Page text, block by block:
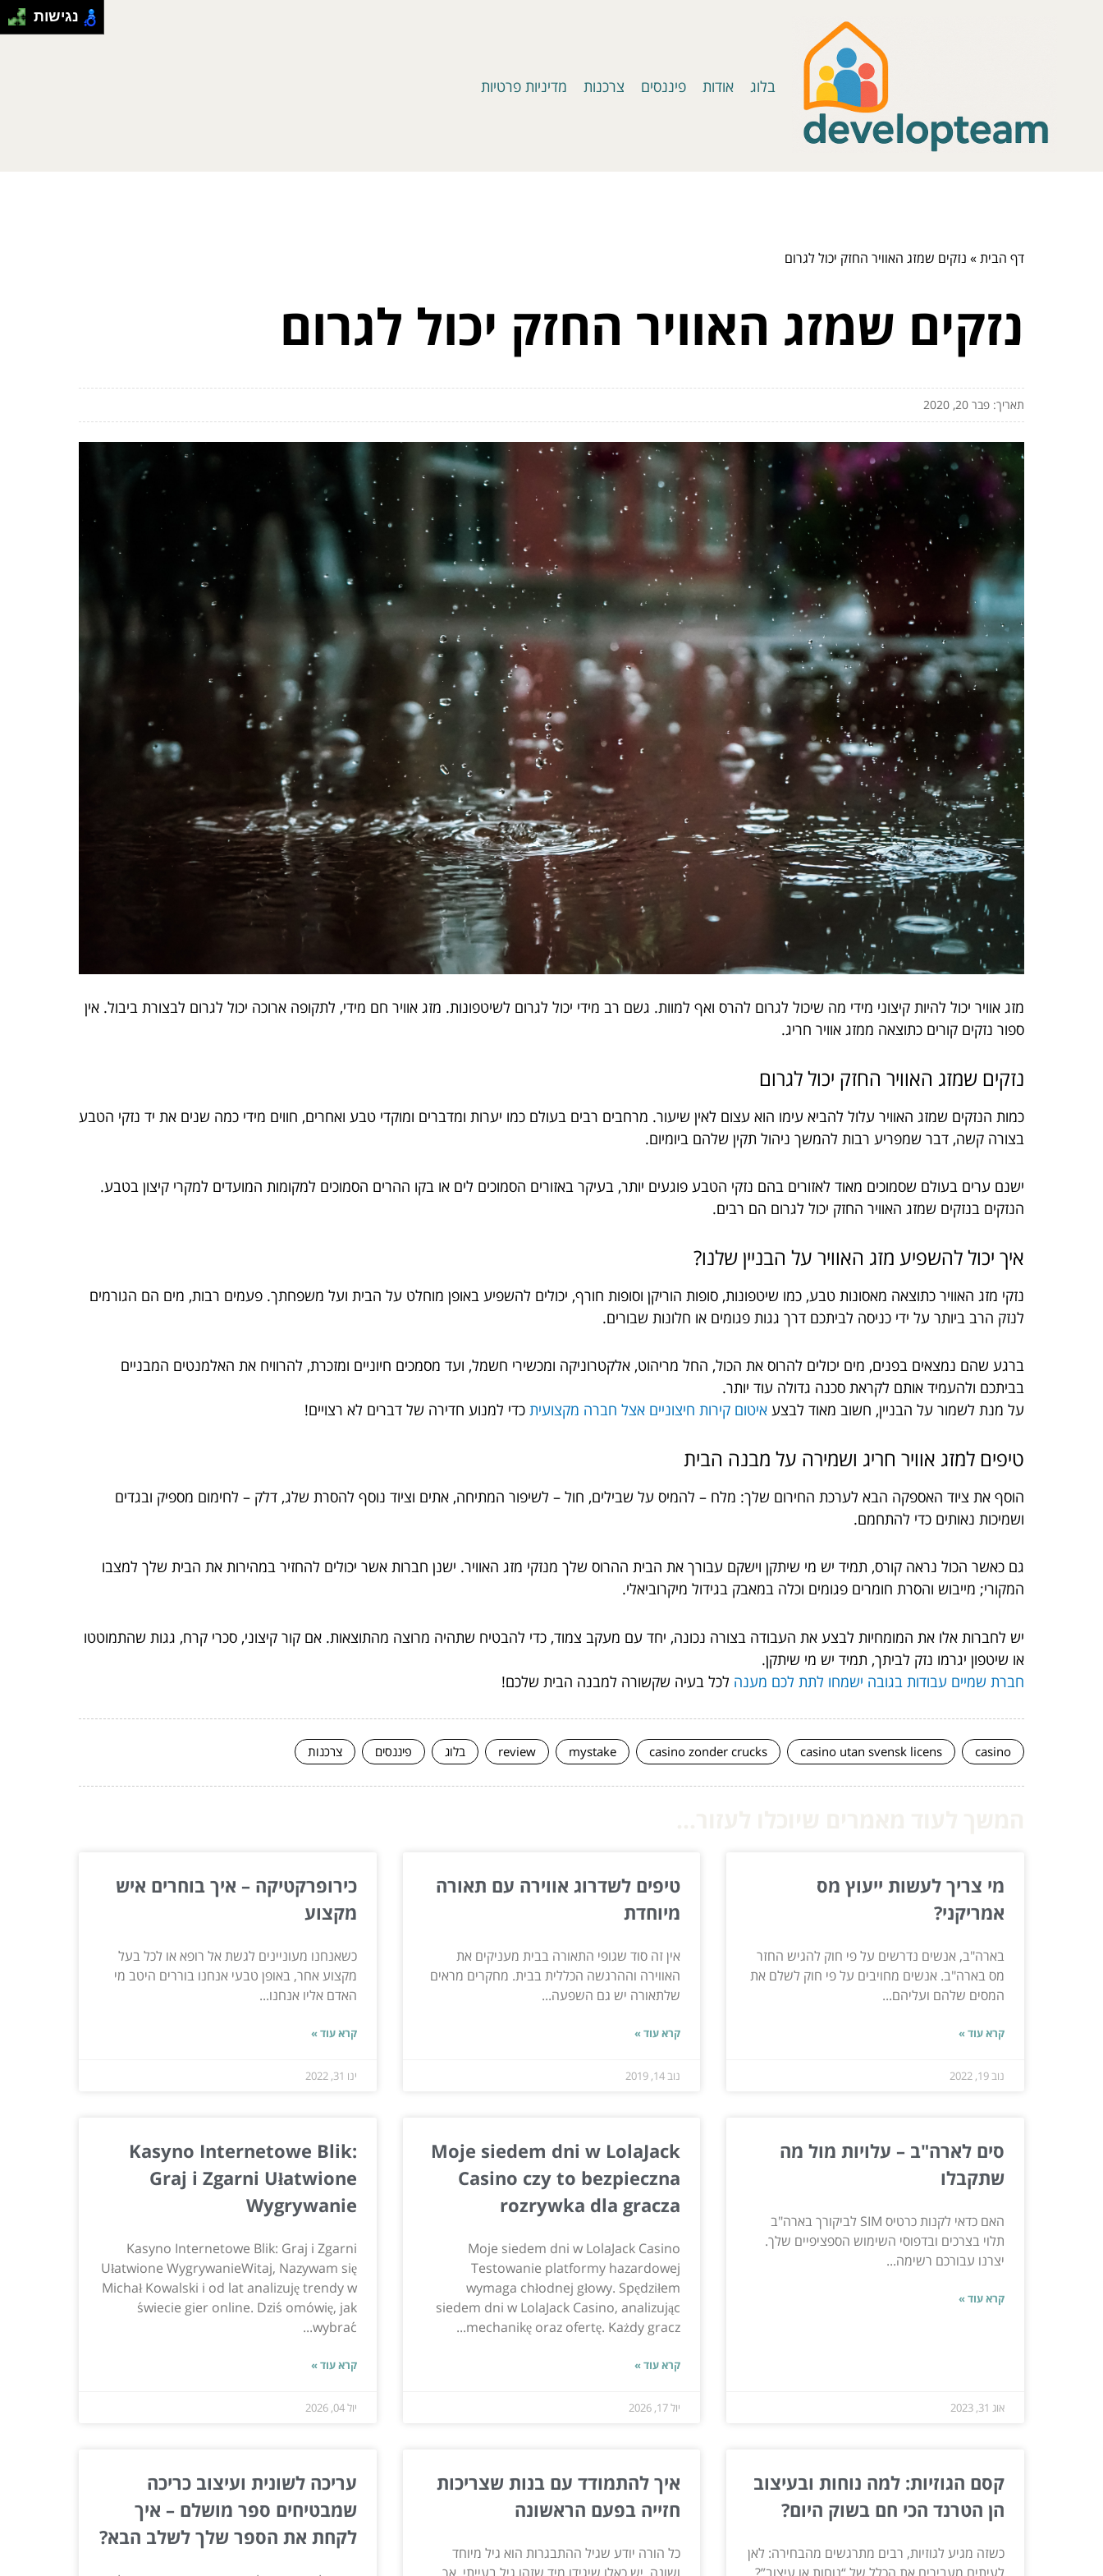
בלוג אודות פיננסים צרכנות מדיניות פרטיות
דף הבית» נזקים שמזג האוויר החזק יכול לגרום
נזקים שמזג האוויר החזק יכול לגרום
תאריך: פבר 20, 2020
מזג אוויר יכול להיות קיצוני מידי מה שיכול לגרום להרס ואף למוות. גשם רב מידי יכול לגרום לשיטפונות. מזג אוויר חם מידי, לתקופה ארוכה יכול לגרום לבצורת ביבול. אין
ספור נזקים קורים כתוצאה ממזג אוויר חריג.
נזקים שמזג האוויר החזק יכול לגרום
כמות הנזקים שמזג האוויר עלול להביא עימו הוא עצום לאין שיעור. מרחבים רבים בעולם כמו יערות ומדברים ומוקדי טבע ואחרים, חווים מידי כמה שנים את יד נזקי הטבע
בצורה קשה, דבר שמפריע רבות להמשך ניהול תקין שלהם ביומיום.
ישנם ערים בעולם שסמוכים מאוד לאזורים בהם נזקי הטבע פוגעים יותר, בעיקר באזורים הסמוכים לים או בקו ההרים הסמוכים למקומות המועדים למקרי קיצון בטבע.
הנזקים בנזקים שמזג האוויר החזק יכול לגרום הם רבים.
איך יכול להשפיע מזג האוויר על הבניין שלנו?
נזקי מזג האוויר כתוצאה מאסונות טבע, כמו שיטפונות, סופות הוריקן וסופות חורף, יכולים להשפיע באופן מוחלט על הבית ועל משפחתך. פעמים רבות, מים הם הגורמים
לנזק הרב ביותר על ידי כניסה לביתכם דרך גגות פגומים או חלונות שבורים.
ברגע שהם נמצאים בפנים, מים יכולים להרוס את הכול, החל מריהוט, אלקטרוניקה ומכשירי חשמל, ועד מסמכים חיוניים ומזכרת, להרוויח את האלמנטים המבניים
בביתכם ולהעמיד אותם לקראת סכנה גדולה עוד יותר.
על מנת לשמור על הבניין, חשוב מאוד לבצע איטום קירות חיצוניים אצל חברה מקצועית כדי למנוע חדירה של דברים לא רצויים!
טיפים למזג אוויר חריג ושמירה על מבנה הבית
הוסף את ציוד האספקה ​​הבא לערכת החירום שלך: מלח – להמיס על שבילים, חול – לשיפור המתיחה, אתים וציוד נוסף להסרת שלג, דלק – לחימום מספיק ובגדים
ושמיכות נאותים כדי להתחמם.
גם כאשר הכול נראה קורס, תמיד יש מי שיתקן וישקם עבורך את הבית ההרוס שלך מנזקי מזג האוויר. ישנן חברות אשר יכולים להחזיר במהירות את הבית שלך למצבו
המקורי; מייבוש והסרת חומרים פגומים וכלה במאבק בגידול מיקרוביאלי.
יש לחברות אלו את המומחיות לבצע את העבודה בצורה נכונה, יחד עם מעקב צמוד, כדי להבטיח שתהיה מרוצה מהתוצאות. אם קור קיצוני, סכרי קרח, גגות שהתמוטטו
או שיטפון יגרמו נזק לביתך, תמיד יש מי שיתקן.
חברת שמיים עבודות בגובה ישמחו לתת לכם מענה לכל בעיה שקשורה למבנה הבית שלכם!
casino
casino utan svensk licens
casino zonder crucks
mystake
review בלוג פיננסים צרכנות
מי צריך לעשות ייעוץ מס
אמריקני?
בארה"ב, אנשים נדרשים על פי חוק להגיש החזר
מס בארה"ב. אנשים מחויבים על פי חוק לשלם את
המסים שלהם ועליהם...
קרא עוד »
נוב 19, 2022
טיפים לשדרוג אווירה עם תאורה
מיוחדת
אין זה סוד שגופי התאורה בבית מעניקים את
האווירה וההרגשה הכללית בבית. מחקרים מראים
שלתאורה יש גם השפעה...
קרא עוד »
נוב 14, 2019
כירופרקטיקה – איך בוחרים איש
מקצוע
כשאנחנו מעוניינים לגשת אל רופא או לכל בעל
מקצוע אחר, באופן טבעי אנחנו בוררים היטב מי
האדם אליו אנחנו...
קרא עוד »
ינו 31, 2022
סים לארה"ב – עלויות מול מה
שתקבלו
האם כדאי לקנות כרטיס SIM לביקורך בארה"ב
תלוי בצרכים ובדפוסי השימוש הספציפיים שלך.
יצרנו עבורכם רשימה...
קרא עוד »
אוג 31, 2023
Moje siedem dni w LolaJack
Casino czy to bezpieczna
rozrywka dla gracza
Moje siedem dni w LolaJack Casino
Testowanie platformy hazardowej
wymaga chłodnej głowy. Spędziłem
siedem dni w LolaJack Casino, analizując
mechanikę oraz ofertę. Każdy gracz...
קרא עוד »
יול 17, 2026
Kasyno Internetowe Blik:
Graj i Zgarni Ułatwione
Wygrywanie
Kasyno Internetowe Blik: Graj i Zgarni
Ułatwione WygrywanieWitaj, Nazywam się
Michał Kowalski i od lat analizuję trendy w
świecie gier online. Dziś omówię, jak
wybrać...
קרא עוד »
יול 04, 2026
קסם הגוזיות: למה נוחות ובעיצוב
הן הטרנד הכי חם בשוק היום?
כשזה מגיע לגוזיות, רבים מתרגשים מהבחירה: לאן
איך להתמודד עם בנות שצריכות
חזייה בפעם הראשונה
כל הורה יודע שגיל ההתבגרות הוא גיל מיוחד
עריכה לשונית ועיצוב כריכה
שמבטיחים ספר מושלם – איך
לקחת את הספר שלך לשלב הבא?
נגישות